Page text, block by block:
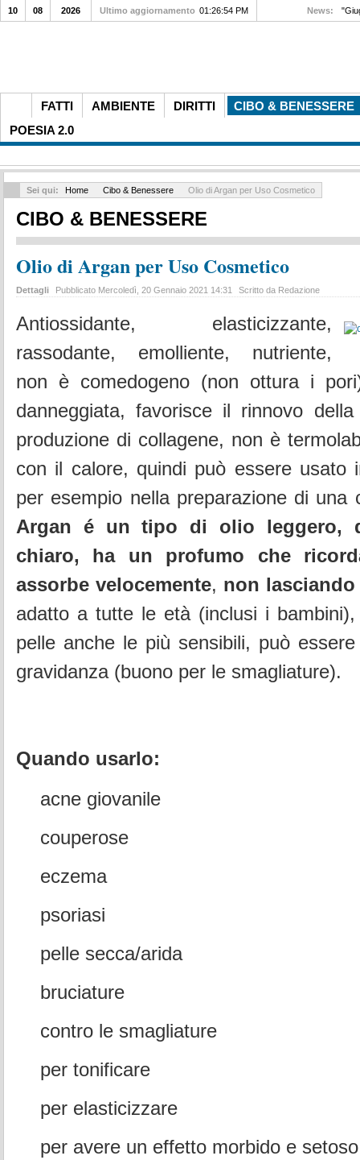
FATTI AMBIENTE DIRITTI
CIBO & BENESSERE
POESIA 2.0
10 08 2026 Ultimo aggiornamento 01:26:54 PM News:
Sei qui: Home Cibo & Benessere Olio di Argan per Uso Cosmetico
CIBO & BENESSERE
Olio di Argan per Uso Cosmetico
Dettagli Pubblicato Mercoledì, 20 Gennaio 2021 14:31 Scritto da Redazione
Antiossidante, elasticizzante,
rassodante, emolliente, nutriente,
non è comedogeno (non ottura i
danneggiata, favorisce il rinnovo
produzione di collagene, non è
con il calore, quindi può essere usato
per esempio nella preparazione di una
Argan é un tipo di olio leggero,
chiaro, ha un profumo che
assorbe velocemente, non
adatto a tutte le età (inclusi i
pelle anche le più sensibili, può
gravidanza (buono per le smagliature).
Quando usarlo:
acne giovanile
couperose
eczema
psoriasi
pelle secca/arida
bruciature
contro le smagliature
per tonificare
per elasticizzare
per avere un effetto morbido e